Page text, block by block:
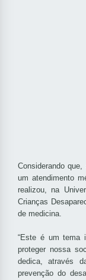
Considerando
um atendimento
realizou, na
Crianças
de medicina.
“Este é um tema
proteger nossa
dedica, através
prevenção do